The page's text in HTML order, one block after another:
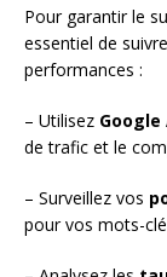
Pour garantir le
essentiel de
performances :
– Utilisez
de trafic et le
– Surveillez vos
pour vos mots-